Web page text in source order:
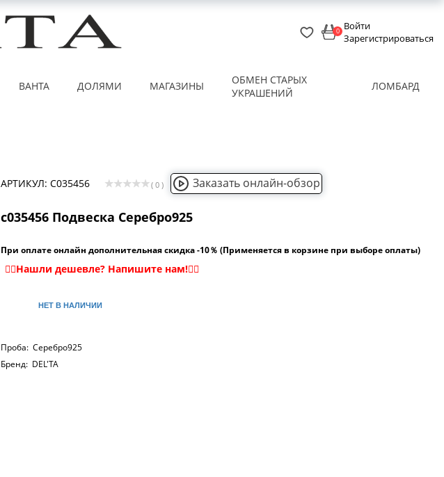
0 Войти
Зарегистрироваться
ВАНТА ДОЛЯМИ МАГАЗИНЫ
ОБМЕН СТАРЫХ
УКРАШЕНИЙ
ЛОМБАРД
АРТИКУЛ: С035456 ( 0 ) Заказать онлайн-обзор
с035456 Подвеска Серебро925
При оплате онлайн дополнительная скидка -10％ (Применяется в корзине при выборе оплаты)
НЕТ В НАЛИЧИИ
Проба: Серебро925
Бренд: DEL'TA